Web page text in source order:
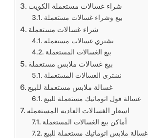
شراء غسالات مستعملة الكويت
بيع وشراء غسالات مستعملة
شراء غسالات مستعملة
نشتري غسالات مستعملة
بيع الغسالات المستعملة
بيع غسالات ملابس مستعملة
نشتري الغسالات المستعملة
غسالة ملابس مستعملة للبيع
غسالة فول اتوماتيك مستعملة للبيع
اسعار الغسالات العاديه المستعمله
أماكن بيع الغسالات المستعملة
غسالة ملابس اتوماتيك مستعملة للبيع